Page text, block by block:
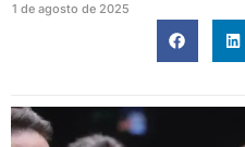
1 de agosto de 2025